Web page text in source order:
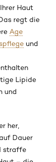
Haut
regt die
Age
und
Lipide
und
her,
Dauer
straffe